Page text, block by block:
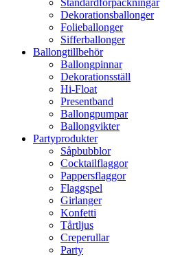
Standard­­förpackningar
Dekorations­ballonger
Folie­­­ballonger
Siffer­­ballonger
Ballong­tillbehör
Ballongpinnar
Dekorationsställ
Hi-Float
Presentband
Ballongpumpar
Ballong­vikter
Party­­produkter
Såpbubblor
Cocktail­flaggor
Pappers­flaggor
Flaggspel
Girlanger
Konfetti
Tårtljus
Creperullar
Party